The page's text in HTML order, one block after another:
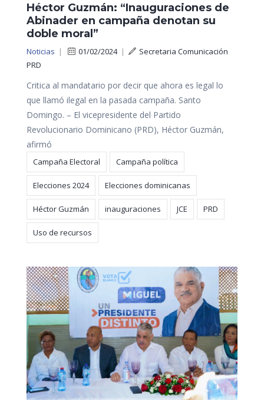
Héctor Guzmán: “Inauguraciones de
Abinader en campaña denotan su
doble moral”
Noticias | 01/02/2024|
Secretaria Comunicación
PRD
Critica al mandatario por decir que ahora es legal lo
que llamó ilegal en la pasada campaña. Santo
Domingo. – El vicepresidente del Partido
Revolucionario Dominicano (PRD), Héctor Guzmán,
afirmó
Campaña Electoral Campaña política
Elecciones 2024 Elecciones dominicanas
Héctor Guzmán inauguraciones JCE PRD
Uso de recursos